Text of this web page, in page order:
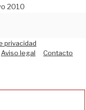
2010
privacidad
Aviso legal Contacto